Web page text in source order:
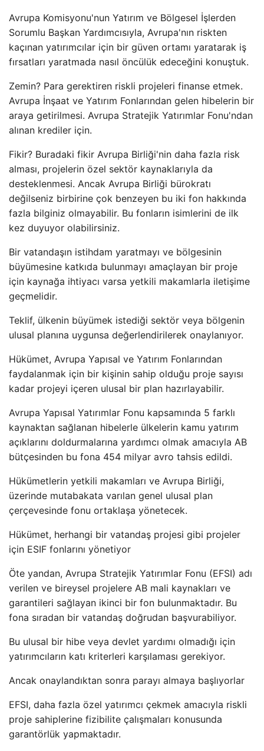
Avrupa Komisyonu'nun Yatırım ve Bölgesel İşlerden
Sorumlu Başkan Yardımcısıyla, Avrupa'nın riskten
kaçınan yatırımcılar için bir güven ortamı yaratarak iş
fırsatları yaratmada nasıl öncülük edeceğini konuştuk.
Zemin? Para gerektiren riskli projeleri finanse etmek.
Avrupa İnşaat ve Yatırım Fonlarından gelen hibelerin bir
araya getirilmesi. Avrupa Stratejik Yatırımlar Fonu'ndan
alınan krediler için.
Fikir? Buradaki fikir Avrupa Birliği'nin daha fazla risk
alması, projelerin özel sektör kaynaklarıyla da
desteklenmesi. Ancak Avrupa Birliği bürokratı
değilseniz birbirine çok benzeyen bu iki fon hakkında
fazla bilginiz olmayabilir. Bu fonların isimlerini de ilk
kez duyuyor olabilirsiniz.
Bir vatandaşın istihdam yaratmayı ve bölgesinin
büyümesine katkıda bulunmayı amaçlayan bir proje
için kaynağa ihtiyacı varsa yetkili makamlarla iletişime
geçmelidir.
Teklif, ülkenin büyümek istediği sektör veya bölgenin
ulusal planına uygunsa değerlendirilerek onaylanıyor.
Hükümet, Avrupa Yapısal ve Yatırım Fonlarından
faydalanmak için bir kişinin sahip olduğu proje sayısı
kadar projeyi içeren ulusal bir plan hazırlayabilir.
Avrupa Yapısal Yatırımlar Fonu kapsamında 5 farklı
kaynaktan sağlanan hibelerle ülkelerin kamu yatırım
açıklarını doldurmalarına yardımcı olmak amacıyla AB
bütçesinden bu fona 454 milyar avro tahsis edildi.
Hükümetlerin yetkili makamları ve Avrupa Birliği,
üzerinde mutabakata varılan genel ulusal plan
çerçevesinde fonu ortaklaşa yönetecek.
Hükümet, herhangi bir vatandaş projesi gibi projeler
için ESIF fonlarını yönetiyor
Öte yandan, Avrupa Stratejik Yatırımlar Fonu (EFSI) adı
verilen ve bireysel projelere AB mali kaynakları ve
garantileri sağlayan ikinci bir fon bulunmaktadır. Bu
fona sıradan bir vatandaş doğrudan başvurabiliyor.
Bu ulusal bir hibe veya devlet yardımı olmadığı için
yatırımcıların katı kriterleri karşılaması gerekiyor.
Ancak onaylandıktan sonra parayı almaya başlıyorlar
EFSI, daha fazla özel yatırımcı çekmek amacıyla riskli
proje sahiplerine fizibilite çalışmaları konusunda
garantörlük yapmaktadır.